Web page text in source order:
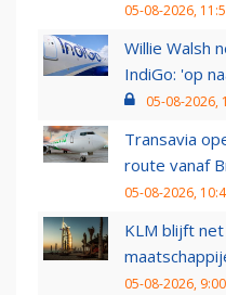
05-08-2026,
Willie Walsh
IndiGo: 'op
05-08-2026,
Transavia
route vanaf
05-08-2026,
KLM blijft
05-08-2026, 9:00